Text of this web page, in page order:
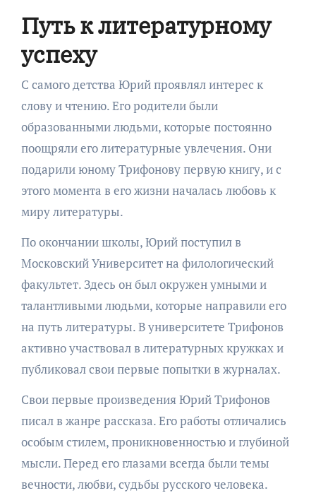
Путь к литературному
успеху
С самого детства Юрий проявлял интерес к
слову и чтению. Его родители были
образованными людьми, которые постоянно
поощряли его литературные увлечения. Они
подарили юному Трифонову первую книгу, и с
этого момента в его жизни началась любовь к
миру литературы.
По окончании школы, Юрий поступил в
Московский Университет на филологический
факультет. Здесь он был окружен умными и
талантливыми людьми, которые направили его
на путь литературы. В университете Трифонов
активно участвовал в литературных кружках и
публиковал свои первые попытки в журналах.
Свои первые произведения Юрий Трифонов
писал в жанре рассказа. Его работы отличались
особым стилем, проникновенностью и глубиной
мысли. Перед его глазами всегда были темы
вечности, любви, судьбы русского человека.